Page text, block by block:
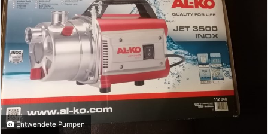
Entwendete Pumpen